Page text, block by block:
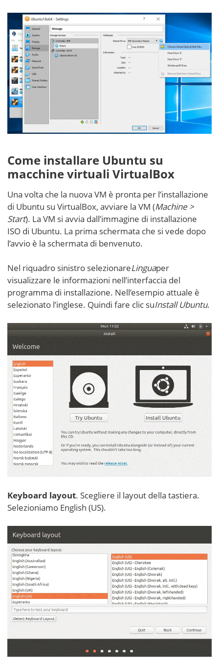
Come installare Ubuntu su
macchine virtuali VirtualBox
Una volta che la nuova VM è pronta per l’installazione
di Ubuntu su VirtualBox, avviare la VM (Machine >
Start). La VM si avvia dall’immagine di installazione
ISO di Ubuntu. La prima schermata che si vede dopo
l’avvio è la schermata di benvenuto.
Nel riquadro sinistro selezionareLinguaper
visualizzare le informazioni nell’interfaccia del
programma di installazione. Nell’esempio attuale è
selezionato l’inglese. Quindi fare clic suInstall Ubuntu.
Keyboard layout. Scegliere il layout della tastiera.
Selezioniamo English (US).